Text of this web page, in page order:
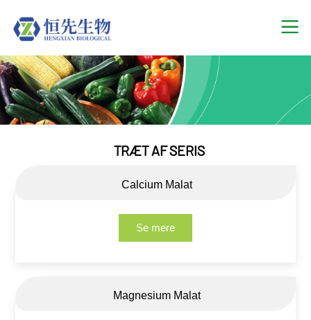
TRÆT AF SERIS
Calcium Malat
Se mere
Magnesium Malat